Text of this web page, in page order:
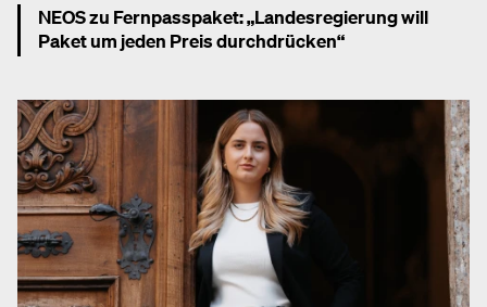
NEOS zu Fernpasspaket: „Landesregierung will
Paket um jeden Preis durchdrücken“